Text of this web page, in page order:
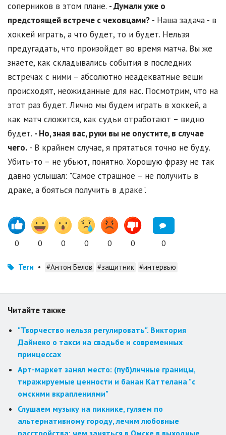
соперников в этом плане. - Думали уже о
предстоящей встрече с чеховцами? - Наша задача - в
хоккей играть, а что будет, то и будет. Нельзя
предугадать, что произойдет во время матча. Вы же
знаете, как складывались события в последних
встречах с ними – абсолютно неадекватные вещи
происходят, неожиданные для нас. Посмотрим, что на
этот раз будет. Лично мы будем играть в хоккей, а
как матч сложится, как судьи отработают – видно
будет. - Но, зная вас, руки вы не опустите, в случае
чего. - В крайнем случае, я прятаться точно не буду.
Убить-то – не убьют, понятно. Хорошую фразу не так
давно услышал: "Самое страшное – не получить в
драке, а бояться получить в драке".
0 0 0 0 0 0 0
Теги • #Антон Белов #защитник #интервью
Читайте также
"Творчество нельзя регулировать". Виктория
Дайнеко о такси на свадьбе и современных
принцессах
Арт-маркет занял место: (пуб)личные границы,
тиражируемые ценности и банан Каттелана "с
омскими вкраплениями"
Слушаем музыку на пикнике, гуляем по
альтернативному городу, лечим любовные